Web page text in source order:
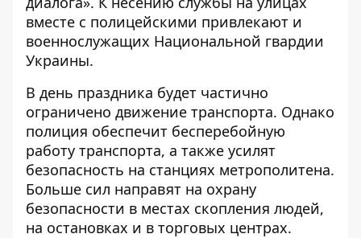
вместе с полицейскими привлекают и
военнослужащих Национальной гвардии
Украины.
В день праздника будет частично
ограничено движение транспорта. Однако
полиция обеспечит бесперебойную
работу транспорта, а также усилят
безопасность на станциях метрополитена.
Больше сил направят на охрану
безопасности в местах скопления людей,
на остановках и в торговых центрах.